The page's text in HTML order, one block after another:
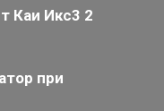
Каи Икс3 2
при